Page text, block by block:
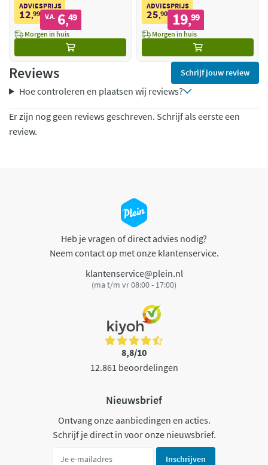
ADVIESPRIJS
12,99 V.A. 6,49
Morgen in huis
ADVIESPRIJS
25,90 19,99
Morgen in huis
Reviews Schrijf jouw review
Hoe controleren en plaatsen wij reviews?
Er zijn nog geen reviews geschreven. Schrijf als eerste een
review.
Heb je vragen of direct advies nodig?
Neem contact op met onze klantenservice.
klantenservice@plein.nl
(ma t/m vr 08:00 - 17:00)
8,8/10
12.861 beoordelingen
Nieuwsbrief
Ontvang onze aanbiedingen en acties.
Schrijf je direct in voor onze nieuwsbrief.
Inschrijven